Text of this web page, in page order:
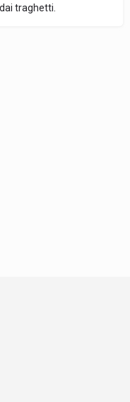
traghetti.